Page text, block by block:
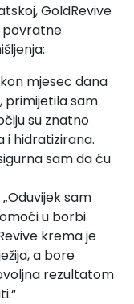
GoldRevive
povratne
mjesec dana
primijetila sam
su znatno
i hidratizirana.
sam da ću
„Oduvijek sam
u borbi
krema je
a bore
rezultatom